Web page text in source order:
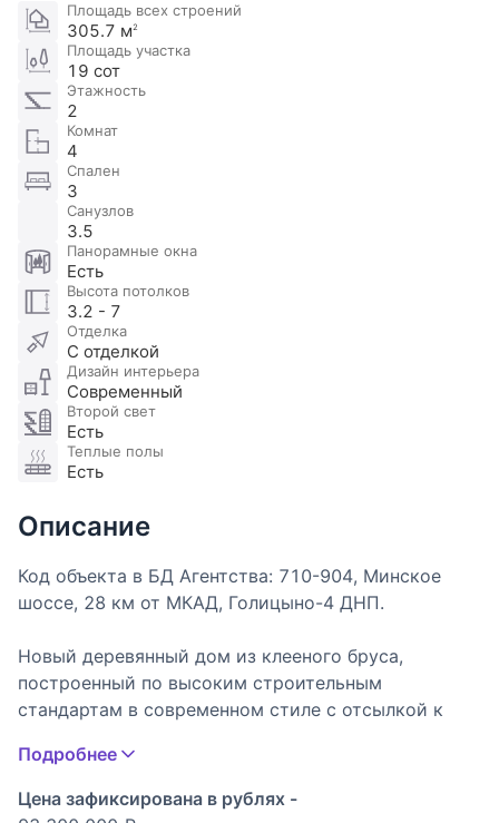
Площадь всех строений
305.7 м2
Площадь участка
19 сот
Этажность
2
Комнат
4
Спален
3
Санузлов
3.5
Панорамные окна
Есть
Высота потолков
3.2 - 7
Отделка
С отделкой
Дизайн интерьера
Современный
Второй свет
Есть
Теплые полы
Есть
Описание
Код объекта в БД Агентства: 710-904, Минское
шоссе, 28 км от МКАД, Голицыно-4 ДНП.
Новый деревянный дом из клееного бруса,
построенный по высоким строительным
стандартам в современном стиле с отсылкой к
ключ и меблированным первым этажом. В доме
панорамное остекление, высокие потолки и двери,
на 1-м этаже гостиная-столовая со вторым
Подробнее
Цена зафиксирована в рублях -